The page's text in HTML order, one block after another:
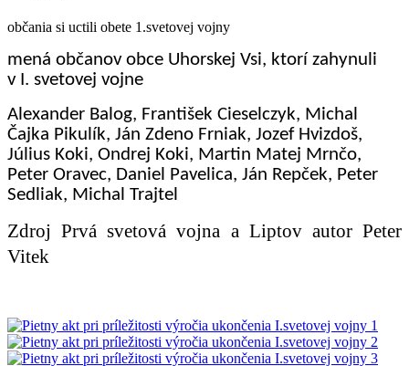
občania si uctili obete 1.svetovej vojny
mená občanov obce Uhorskej Vsi, ktorí zahynuli
v I. svetovej vojne
Alexander Balog, František Cieselczyk, Michal
Čajka Pikulík, Ján Zdeno Frniak, Jozef Hvizdoš,
Július Koki, Ondrej Koki, Martin Matej Mrnčo,
Peter Oravec, Daniel Pavelica, Ján Repček, Peter
Sedliak, Michal Trajtel
Zdroj Prvá svetová vojna a Liptov autor Peter
Vitek